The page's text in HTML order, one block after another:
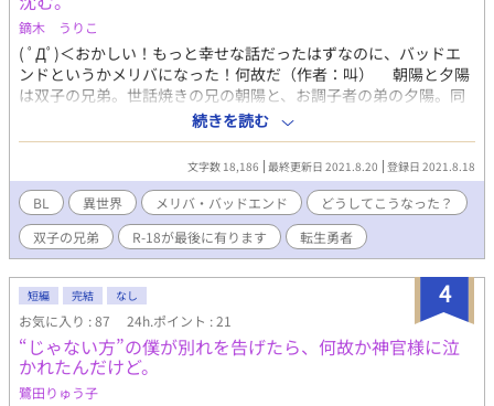
鏑木 うりこ
( ﾟДﾟ)＜おかしい！もっと幸せな話だったはずなのに、バッドエ
ンドというかメリバになった！何故だ（作者：叫） 朝陽と夕陽
は双子の兄弟。世話焼きの兄の朝陽と、お調子者の弟の夕陽。同
じように育った二人なのに、差が生まれ始めている。それは二人
に大きく影を落としていた…‥。 突然の異世界へ連れて来られ
た朝陽と夕陽はどちらかが「勇者」だという。 「はいはーい！俺
俺！」「ゆ、夕陽っ！」 手を挙げる夕陽に、状況を見定めよう
とする朝陽。そして勇者として旅立つ夕陽と、残された朝陽に課
せられた使命は……。 2万字弱のBL作品です。本当の最後に
R18が出てきます。 完結しました。 作品の全体に暗い空気が
流れている作品です。誰も幸せにならない、メリーバッドエンド
がお好きな方へ。
続きを読む
文字数 18,186 最終更新日 2021.8.20 登録日 2021.8.18
BL 異世界 メリバ・バッドエンド
どうしてこうなった？
双子の兄弟
R-18が最後に有ります 転生勇者
4
短編 完結 なし
お気に入り : 87 24h.ポイント : 21
“じゃない方”の僕が別れを告げたら、何故か神官様に泣
かれたんだけど。
鷺田りゅう子